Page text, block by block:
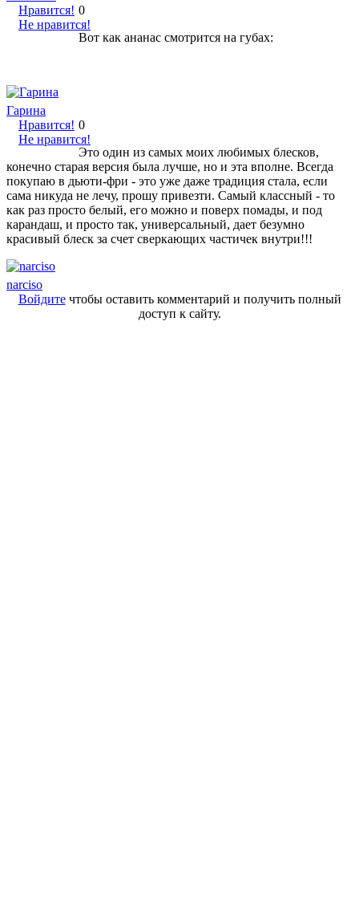
Нравится!
Не нравится!
0
Вот как ананас смотрится на губах:
Гарина
Нравится!
Не нравится!
0
Это один из самых моих любимых блесков,
конечно старая версия была лучше, но и эта вполне. Всегда
покупаю в дьюти-фри - это уже даже традиция стала, если
сама никуда не лечу, прошу привезти. Самый классный - то
как раз просто белый, его можно и поверх помады, и под
карандаш, и просто так, универсальный, дает безумно
красивый блеск за счет сверкающих частичек внутри!!!
narciso
Войдитечтобы оставить комментарий и получить полный
доступ к сайту.